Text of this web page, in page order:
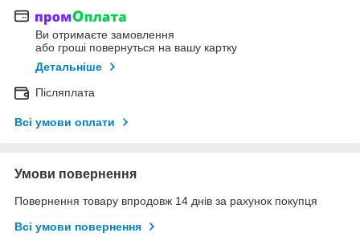
Ви отримаєте замовлення
або гроші повернуться на вашу картку
Детальніше
Післяплата
Всі умови оплати
Умови повернення
Повернення товару впродовж 14 днів за рахунок покупця
Всі умови повернення